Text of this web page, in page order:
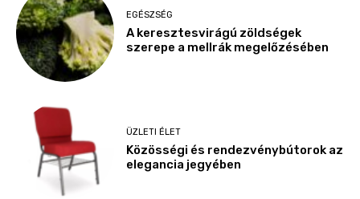
EGÉSZSÉG
A keresztesvirágú zöldségek
szerepe a mellrák megelőzésében
ÜZLETI ÉLET
Közösségi és rendezvénybútorok az
elegancia jegyében